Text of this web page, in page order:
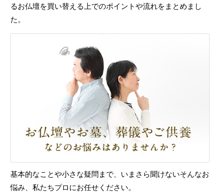
るお仏壇を買い替える上でのポイントや流れをまとめまし
た。
基本的なことや小さな疑問まで、いまさら聞けないそんなお
悩み、私たちプロにお任せください。